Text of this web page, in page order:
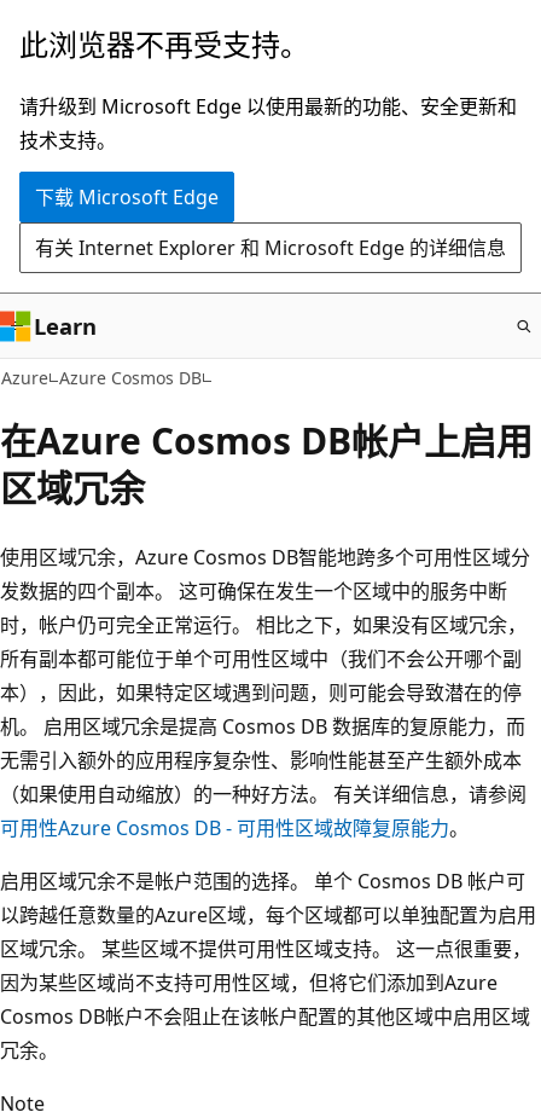
跳
主
要
内
此浏览器不再受支持。
请升级到 Microsoft Edge 以使用最新的功能、安全更新和
技术支持。
下载 Microsoft Edge
有关 Internet Explorer 和 Microsoft Edge 的详细信息
Learn
Azure Azure Cosmos DB
在Azure Cosmos DB帐户上启用
区域冗余
使用区域冗余，Azure Cosmos DB智能地跨多个可用性区域分
发数据的四个副本。 这可确保在发生一个区域中的服务中断
时，帐户仍可完全正常运行。 相比之下，如果没有区域冗余，
所有副本都可能位于单个可用性区域中（我们不会公开哪个副
本），因此，如果特定区域遇到问题，则可能会导致潜在的停
机。 启用区域冗余是提高 Cosmos DB 数据库的复原能力，而
无需引入额外的应用程序复杂性、影响性能甚至产生额外成本
（如果使用自动缩放）的一种好方法。 有关详细信息，请参阅
可用性Azure Cosmos DB - 可用性区域故障复原能力。
启用区域冗余不是帐户范围的选择。 单个 Cosmos DB 帐户可
以跨越任意数量的Azure区域，每个区域都可以单独配置为启用
区域冗余。 某些区域不提供可用性区域支持。 这一点很重要，
因为某些区域尚不支持可用性区域，但将它们添加到Azure
Cosmos DB帐户不会阻止在该帐户配置的其他区域中启用区域
冗余。
Note